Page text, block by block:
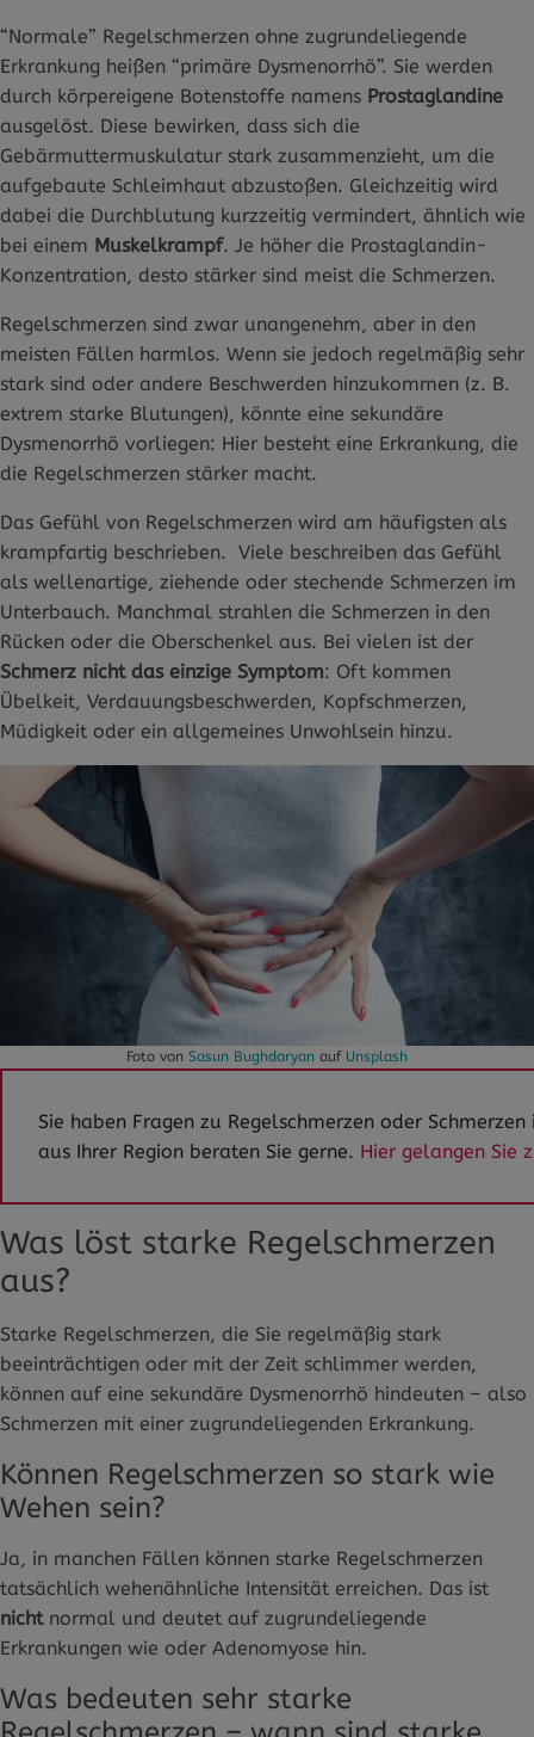
“Normale” Regelschmerzen ohne zugrundeliegende
Erkrankung heißen “primäre Dysmenorrhö”. Sie werden
durch körpereigene Botenstoffe namens Prostaglandine
ausgelöst. Diese bewirken, dass sich die
Gebärmuttermuskulatur stark zusammenzieht, um die
aufgebaute Schleimhaut abzustoßen. Gleichzeitig wird
dabei die Durchblutung kurzzeitig vermindert, ähnlich wie
bei einem Muskelkrampf. Je höher die Prostaglandin-
Konzentration, desto stärker sind meist die Schmerzen.
Regelschmerzen sind zwar unangenehm, aber in den
meisten Fällen harmlos. Wenn sie jedoch regelmäßig sehr
stark sind oder andere Beschwerden hinzukommen (z. B.
extrem starke Blutungen), könnte eine sekundäre
Dysmenorrhö vorliegen: Hier besteht eine Erkrankung, die
die Regelschmerzen stärker macht.
Das Gefühl von Regelschmerzen wird am häufigsten als
krampfartig beschrieben. Viele beschreiben das Gefühl
als wellenartige, ziehende oder stechende Schmerzen im
Unterbauch. Manchmal strahlen die Schmerzen in den
Rücken oder die Oberschenkel aus. Bei vielen ist der
Schmerz nicht das einzige Symptom: Oft kommen
Übelkeit, Verdauungsbeschwerden, Kopfschmerzen,
Müdigkeit oder ein allgemeines Unwohlsein hinzu.
Foto von Sasun Bughdaryan auf Unsplash
Sie haben Fragen zu Regelschmerzen oder
aus Ihrer Region beraten Sie gerne. Hier gelangen Sie
Was löst starke Regelschmerzen
aus?
Starke Regelschmerzen, die Sie regelmäßig stark
beeinträchtigen oder mit der Zeit schlimmer werden,
können auf eine sekundäre Dysmenorrhö hindeuten – also
Schmerzen mit einer zugrundeliegenden Erkrankung.
Können Regelschmerzen so stark wie
Wehen sein?
Ja, in manchen Fällen können starke Regelschmerzen
tatsächlich wehenähnliche Intensität erreichen. Das ist
nichtnormal und deutet auf zugrundeliegende
Erkrankungen wie oder Adenomyose hin.
Was bedeuten sehr starke